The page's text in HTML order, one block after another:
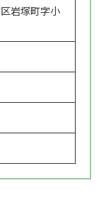
岩塚町字小